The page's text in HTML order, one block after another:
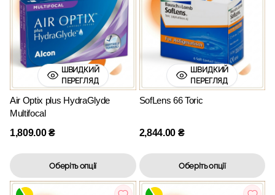
ШВИДКИЙ
ПЕРЕГЛЯД
Air Optix plus HydraGlyde
Multifocal
1,809.00₴
Оберіть опції
ШВИДКИЙ
ПЕРЕГЛЯД
SofLens 66 Toric
2,844.00 ₴
Оберіть опції